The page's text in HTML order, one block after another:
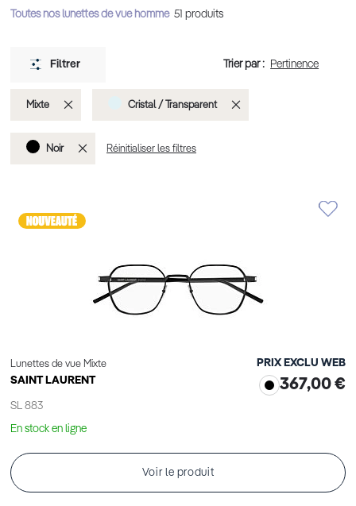
Toutes nos lunettes de vue homme 51 produits
Lunettes de vue Mixte
SAINT LAURENT
SL 883
PRIX EXCLU WEB
367,00 €
En stock en ligne
Voir le produit
Filtrer Trier par :
Mixte Cristal / Transparent
Noir Supprimer
Réinitialiser les filtres